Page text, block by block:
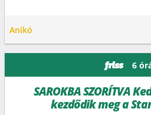
Anikó
friss 6
SAROKBA SZORÍTVA
kezdődik meg a